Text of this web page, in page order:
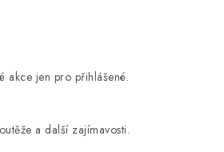
akce jen pro přihlášené.
a další zajímavosti.